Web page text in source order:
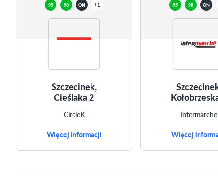
95 98 ON +1
Szczecinek,
Cieślaka 2
CircleK
Więcej informacji
95 98 ON
Intermarche
Więcej